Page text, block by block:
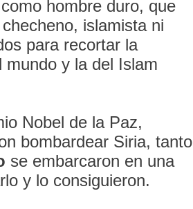
hombre duro, que
islamista ni
para recortar la
mundo y la del Islam
Nobel de la Paz,
bombardear Siria, tanto
se embarcaron en una
y lo consiguieron.